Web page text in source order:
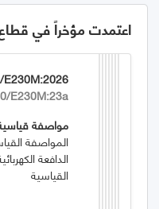
اعتمدت مؤخراً في
E230M:23a
مواصفة
المواصفة
القياسية